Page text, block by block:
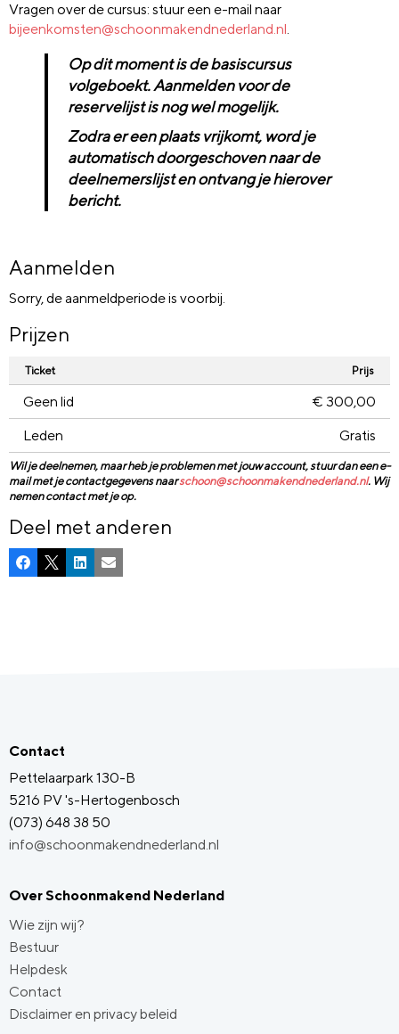
Vragen over de cursus: stuur een e-mail naar
bijeenkomsten@schoonmakendnederland.nl.
Op dit moment is de basiscursus
volgeboekt. Aanmelden voor de
reservelijst is nog wel mogelijk.
Zodra er een plaats vrijkomt, word je
automatisch doorgeschoven naar de
deelnemerslijst en ontvang je hierover
bericht.
Aanmelden
Sorry, de aanmeldperiode is voorbij.
Prijzen
Ticket Prijs
Geen lid
€ 300,00
Leden
Gratis
Wil je deelnemen, maar heb je problemen met jouw account, stuur dan een e-
mail met je contactgegevens naarschoon@schoonmakendnederland.nl. Wij
nemen contact met je op.
Deel met anderen
Facebook
X LinkedInE-mail
Contact
Pettelaarpark 130-B
5216 PV 's-Hertogenbosch
(073) 648 38 50
info@schoonmakendnederland.nl
Over Schoonmakend Nederland
Wie zijn wij?
Bestuur
Helpdesk
Contact
Disclaimer en privacy beleid